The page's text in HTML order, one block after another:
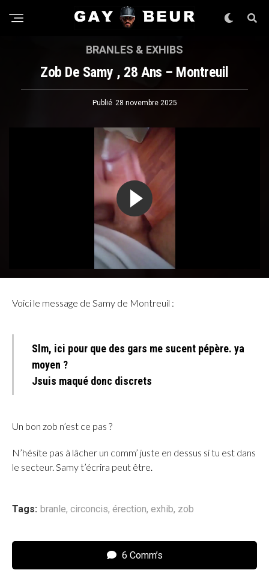
BRANLES & EXHIBS
Zob De Samy , 28 Ans – Montreuil
Publié 28 novembre 2025
Voici le message de Samy de Montreuil :
Slm, ici pour que des gars me sucent pépère. ya
moyen ?
Jsuis maqué donc discrets
Un bon zob n’est ce pas ?
N’hésite pas à lâcher un comm’ juste en dessus si tu est dans
le secteur. Samy t’écrira peut être.
Tags: branle, circoncis, érection, exhib, zob
6 Comm’s